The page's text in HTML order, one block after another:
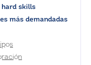
skills
más demandadas